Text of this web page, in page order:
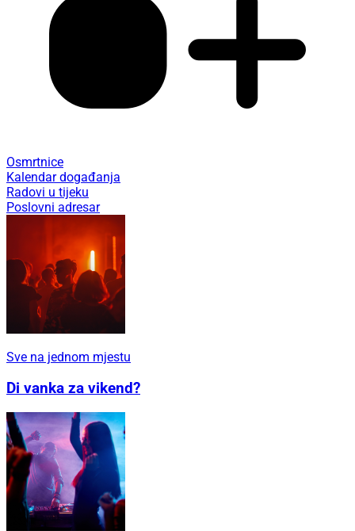
Osmrtnice
Kalendar događanja
Radovi u tijeku
Poslovni adresar
Sve na jednom mjestu
Di vanka za vikend?